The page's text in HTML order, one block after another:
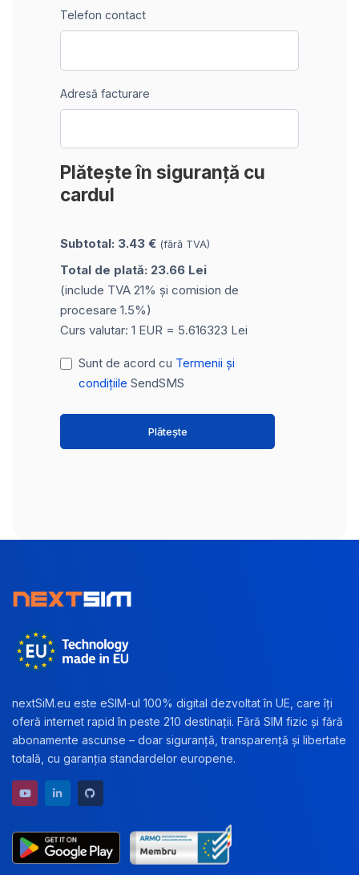
Telefon contact
Adresă facturare
Plătește în siguranță cu
cardul
Subtotal: 3.43 € (fără TVA)
Total de plată: 23.66 Lei
(include TVA 21% și comision de
procesare 1.5%)
Curs valutar: 1 EUR = 5.616323 Lei
Sunt de acord cu Termenii și
condițiile SendSMS
Plătește
nextSiM.eu este eSIM-ul 100% digital dezvoltat în UE, care îți
oferă internet rapid în peste 210 destinații. Fără SIM fizic și fără
abonamente ascunse – doar siguranță, transparență și libertate
totală, cu garanția standardelor europene.
YouTube channel
LinkedIn profile